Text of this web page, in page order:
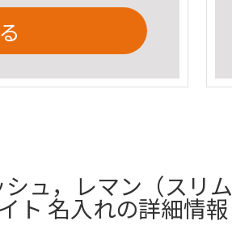
シュ，レマン（スリ
ト 名入れの詳細情報